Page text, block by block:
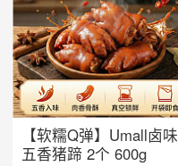
【软糯Q弹】Umall卤味
五香猪蹄 2个 600g